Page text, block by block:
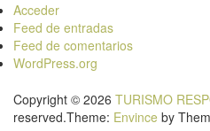
Acceder
Feed de entradas
Feed de comentarios
WordPress.org
Copyright © 2026 TURISMO
reserved.Theme: Envince by